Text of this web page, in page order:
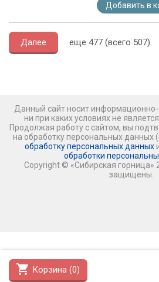
shopping_cart Корзина (0)
Добавить в
Далее еще 477 (всего 507)
Данный сайт носит информационно-
ни при каких условиях не
Продолжая работу с сайтом, вы
на обработку персональных данных
обработку персональных данных
обработки
Copyright © «Сибирская горница»
защищены.